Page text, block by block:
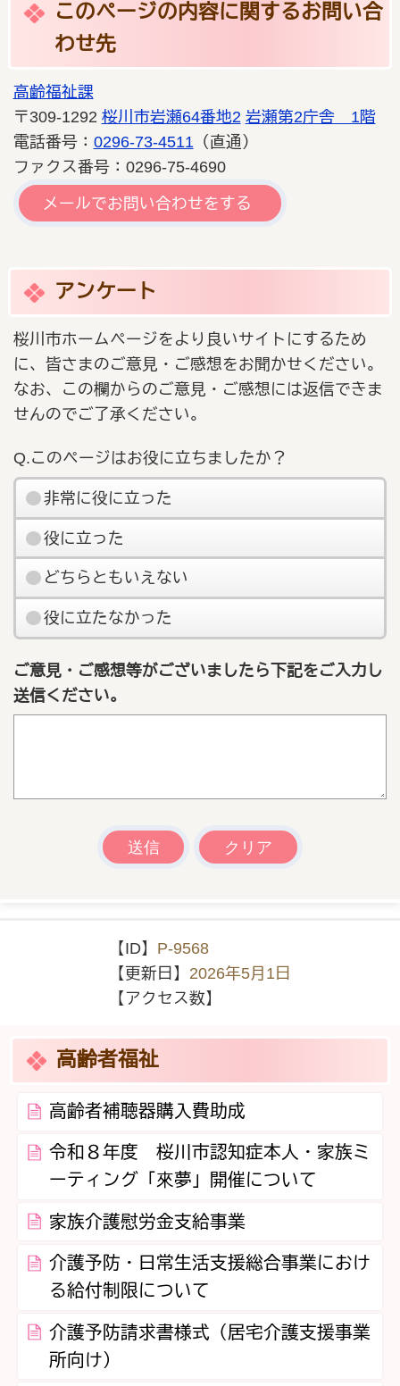
このページの内容に関するお問い合
わせ先
高齢福祉課
〒309-1292 桜川市岩瀬64番地2 岩瀬第2庁舎 1階
電話番号： 0296-73-4511（直通）
ファクス番号：0296-75-4690
メールでお問い合わせをする
アンケート
桜川市ホームページをより良いサイトにするため
に、皆さまのご意見・ご感想をお聞かせください。
なお、この欄からのご意見・ご感想には返信できま
せんのでご了承ください。
Q.このページはお役に立ちましたか？
非常に役に立った
役に立った
どちらともいえない
役に立たなかった
ご意見・ご感想等がございましたら下記をご入力し
送信ください。
【ID】 P-9568
【更新日】 2026年5月1日
【アクセス数】
高齢者福祉
高齢者補聴器購入費助成
令和８年度 桜川市認知症本人・家族ミ
ーティング「來夢」開催について
家族介護慰労金支給事業
介護予防・日常生活支援総合事業におけ
る給付制限について
介護予防請求書様式（居宅介護支援事業
所向け）